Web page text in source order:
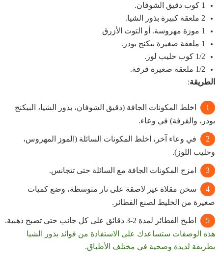
1 كوب دقيق الشوفان.
2 ملعقة كبيرة بذور الشيا.
1 موزة مهروسة. أو التوت الأزرق
1 ملعقة صغيرة بيكنج بودر.
1/2 كوب حليب لوز.
1/2 ملعقة صغيرة قرفة.
الطريقة:
اخلط المكونات الجافة (دقيق الشوفان، بذور الشيا، البيكنج
بودر، والقرفة) في وعاء.
في وعاء آخر، اخلط المكونات السائلة (الموز المهروس،
وحليب اللوز).
امزج المكونات الجافة مع السائلة حتى تتجانس.
سخن مقلاة غير لاصقة على نار متوسطة، وضع كميات
صغيرة من الخليط لصنع الفطائر.
اطبخ الفطائر لمدة 2-3 دقائق على كل جانب حتى تصبح ذهبية.
هذه الوصفات ستساعدك على الاستفادة من فوائد بذور الشيا
بطريقة لذيذة وصحية في مختلف الأطباق.